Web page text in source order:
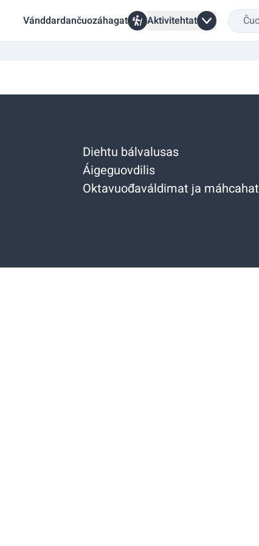
Vánddardančuozáhagat Aktivitehtat
Diehtu bálvalusas
Áigeguovdilis
Oktavuođaváldimat ja máhcahat